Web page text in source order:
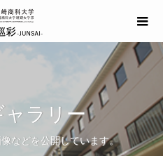
ャラリー
などを公開しています。